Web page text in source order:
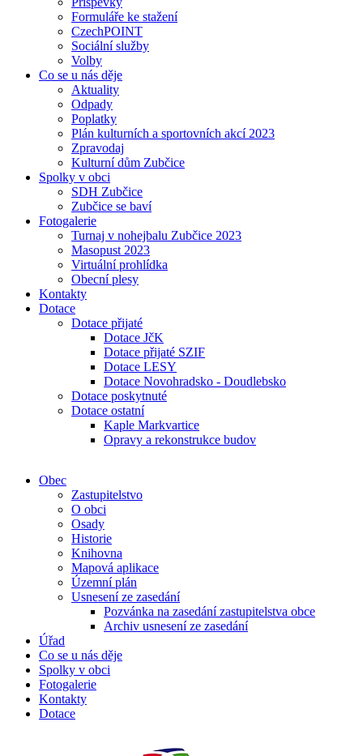
Formuláře ke stažení
CzechPOINT
Sociální služby
Volby
Co se u nás děje
Aktuality
Odpady
Poplatky
Plán kulturních a sportovních akcí 2023
Zpravodaj
Kulturní dům Zubčice
Spolky v obci
SDH Zubčice
Zubčice se baví
Fotogalerie
Turnaj v nohejbalu Zubčice 2023
Masopust 2023
Virtuální prohlídka
Obecní plesy
Kontakty
Dotace
Dotace přijaté
Dotace JčK
Dotace přijaté SZIF
Dotace LESY
Dotace Novohradsko - Doudlebsko
Dotace poskytnuté
Dotace ostatní
Kaple Markvartice
Opravy a rekonstrukce budov
Obec
Zastupitelstvo
O obci
Osady
Historie
Knihovna
Mapová aplikace
Územní plán
Usnesení ze zasedání
Pozvánka na zasedání zastupitelstva obce
Archiv usnesení ze zasedání
Úřad
Co se u nás děje
Spolky v obci
Fotogalerie
Kontakty
Dotace